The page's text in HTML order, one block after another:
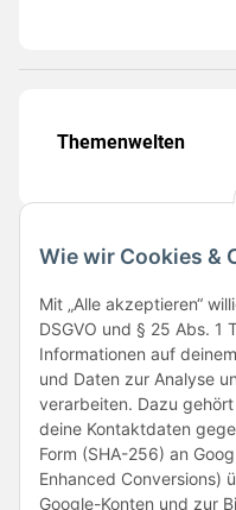
Wie wir Cookies &
Mit „Alle akzeptieren“
DSGVO und § 25 Abs. 1
Informationen auf
und Daten zur Analyse
verarbeiten. Dazu
deine Kontaktdaten
Form (SHA-256) an
Enhanced Conversions)
Google-Konten und zur
Themenwelten
Folge uns
Unsere Partner